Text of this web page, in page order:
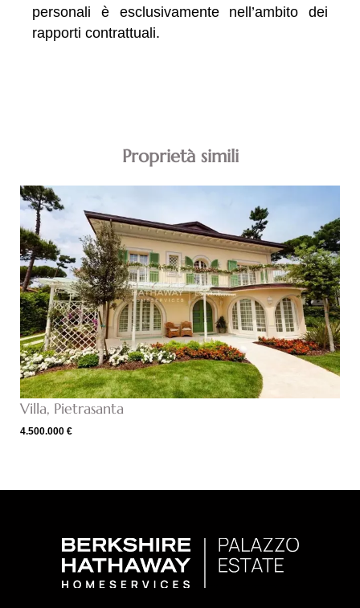
personali è esclusivamente nell’ambito dei
rapporti contrattuali.
Proprietà simili
Villa, Pietrasanta
4.500.000 €